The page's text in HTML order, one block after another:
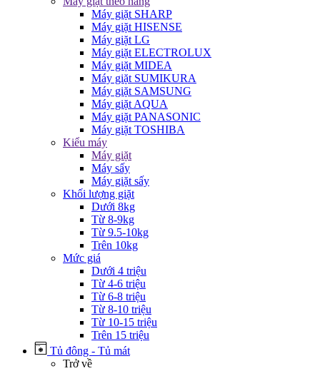
Máy giặt SHARP
Máy giặt HISENSE
Máy giặt LG
Máy giặt ELECTROLUX
Máy giặt MIDEA
Máy giặt SUMIKURA
Máy giặt SAMSUNG
Máy giặt AQUA
Máy giặt PANASONIC
Máy giặt TOSHIBA
Kiểu máy
Máy giặt
Máy sấy
Máy giặt sấy
Khối lượng giặt
Dưới 8kg
Từ 8-9kg
Từ 9.5-10kg
Trên 10kg
Mức giá
Dưới 4 triệu
Từ 4-6 triệu
Từ 6-8 triệu
Từ 8-10 triệu
Từ 10-15 triệu
Trên 15 triệu
Tủ đông - Tủ mát
Trở về